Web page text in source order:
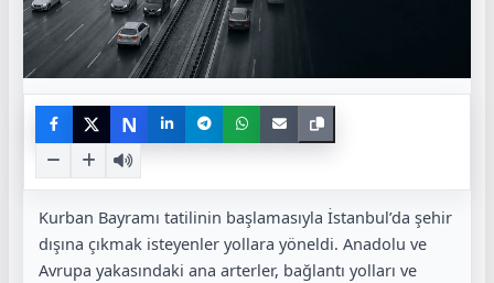
N
Kurban Bayramı tatilinin başlamasıyla İstanbul’da şehir
dışına çıkmak isteyenler yollara yöneldi. Anadolu ve
Avrupa yakasındaki ana arterler, bağlantı yolları ve